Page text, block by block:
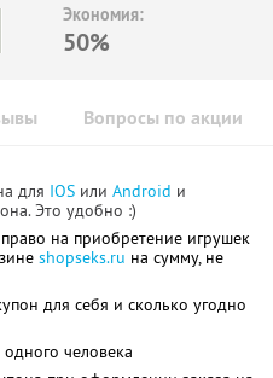
Экономия:
50%
Вопросы по акции
для IOS или Android и
Это удобно :)
право на приобретение игрушек
shopseks.ru на сумму, не
для себя и сколько угодно
человека